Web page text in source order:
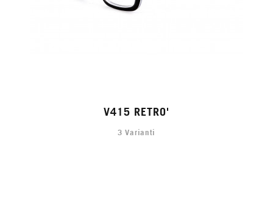
V415 RETRO'
3 Varianti